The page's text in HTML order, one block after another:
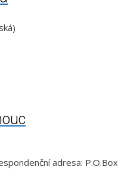
adresa: P.O.Box